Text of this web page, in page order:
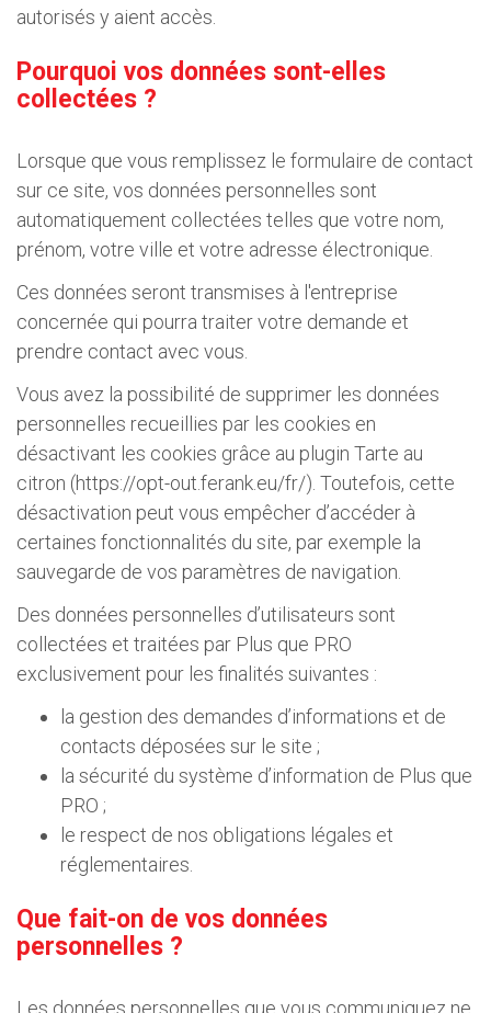
autorisés y aient accès.
Pourquoi vos données sont-elles
collectées ?
Lorsque que vous remplissez le formulaire de contact
sur ce site, vos données personnelles sont
automatiquement collectées telles que votre nom,
prénom, votre ville et votre adresse électronique.
Ces données seront transmises à l'entreprise
concernée qui pourra traiter votre demande et
prendre contact avec vous.
Vous avez la possibilité de supprimer les données
personnelles recueillies par les cookies en
désactivant les cookies grâce au plugin Tarte au
citron (https://opt-out.ferank.eu/fr/). Toutefois, cette
désactivation peut vous empêcher d’accéder à
certaines fonctionnalités du site, par exemple la
sauvegarde de vos paramètres de navigation.
Des données personnelles d’utilisateurs sont
collectées et traitées par Plus que PRO
exclusivement pour les finalités suivantes :
la gestion des demandes d’informations et de
contacts déposées sur le site ;
la sécurité du système d’information de Plus que
PRO ;
le respect de nos obligations légales et
réglementaires.
Que fait-on de vos données
personnelles ?
Les données personnelles que vous communiquez ne